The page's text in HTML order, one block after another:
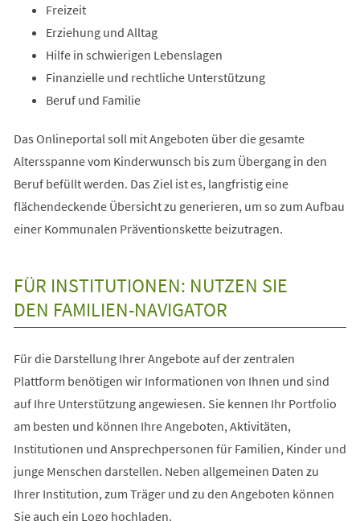
Freizeit
Erziehung und Alltag
Hilfe in schwierigen Lebenslagen
Finanzielle und rechtliche Unterstützung
Beruf und Familie
Das Onlineportal soll mit Angeboten über die gesamte
Altersspanne vom Kinderwunsch bis zum Übergang in den
Beruf befüllt werden. Das Ziel ist es, langfristig eine
flächendeckende Übersicht zu generieren, um so zum Aufbau
einer Kommunalen Präventionskette beizutragen.
FÜR INSTITUTIONEN: NUTZEN SIE
DEN FAMILIEN-NAVIGATOR
Für die Darstellung Ihrer Angebote auf der zentralen
Plattform benötigen wir Informationen von Ihnen und sind
auf Ihre Unterstützung angewiesen. Sie kennen Ihr Portfolio
am besten und können Ihre Angeboten, Aktivitäten,
Institutionen und Ansprechpersonen für Familien, Kinder und
junge Menschen darstellen. Neben allgemeinen Daten zu
Ihrer Institution, zum Träger und zu den Angeboten können
Sie auch ein Logo hochladen.